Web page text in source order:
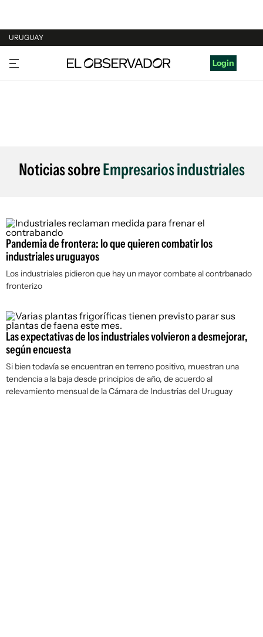
URUGUAY
URUGUAY
ARGENTINA
Login
Noticias sobreEmpresarios industriales
Pandemia de frontera: lo que quieren combatir los
industriales uruguayos
Los industriales pidieron que hay un mayor combate al contrbanado
fronterizo
Las expectativas de los industriales volvieron a desmejorar,
según encuesta
Si bien todavía se encuentran en terreno positivo, muestran una
tendencia a la baja desde principios de año, de acuerdo al
relevamiento mensual de la Cámara de Industrias del Uruguay